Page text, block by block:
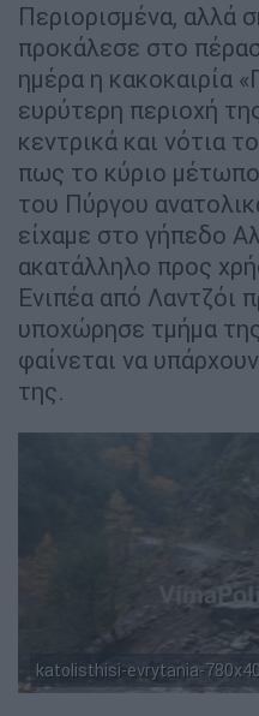
Περιορισμένα, αλλά
προκάλεσε στο
ημέρα η κακοκαιρία
ευρύτερη περιοχή
κεντρικά και νότια
πως το κύριο
του Πύργου
είχαμε στο γήπεδο
ακατάλληλο προς
Ενιπέα από Λαντζόι
υποχώρησε τμήμα
φαίνεται να
της.
katolisthisi-evrytania-